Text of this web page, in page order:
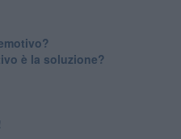
è la soluzione?